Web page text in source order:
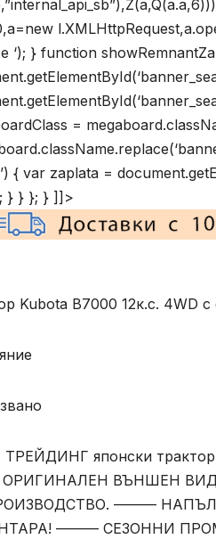
‘); } function
=
{ var zaplata =
} } }; } ]]>
Kubota B7000 12к.с.
японски трактори
ВЪНШЕН
———
——— СЕЗОННИ